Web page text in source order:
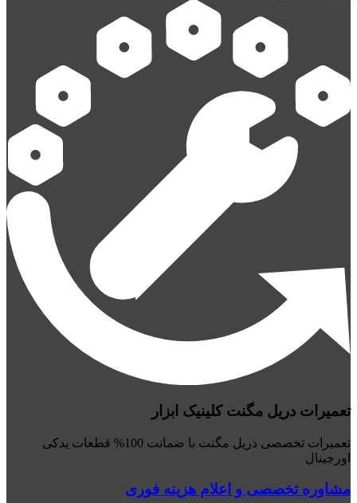
تعمیرات دریل مگنت کلینیک ابزار
تعمیرات تخصصی دریل مگنت با ضمانت 100% قطعات یدکی
اورجینال
مشاوره تخصصی و اعلام هزینه فوری